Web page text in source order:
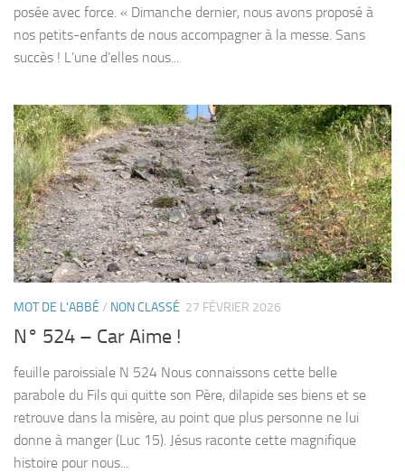
posée avec force. « Dimanche dernier, nous avons proposé à
nos petits-enfants de nous accompagner à la messe. Sans
succès ! L’une d’elles nous...
MOT DE L'ABBÉ / NON CLASSÉ 27 FÉVRIER 2026
N° 524 – Car Aime !
feuille paroissiale N 524 Nous connaissons cette belle
parabole du Fils qui quitte son Père, dilapide ses biens et se
retrouve dans la misère, au point que plus personne ne lui
donne à manger (Luc 15). Jésus raconte cette magnifique
histoire pour nous...